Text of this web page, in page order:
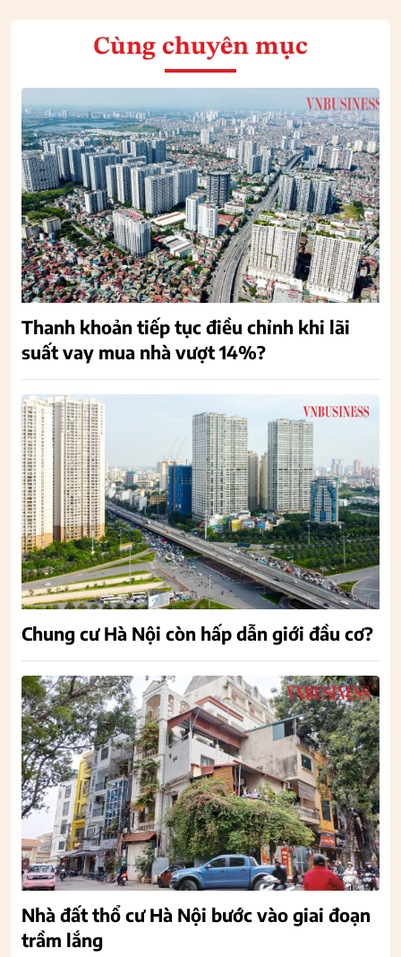
Cùng chuyên mục
Thanh khoản tiếp tục điều chỉnh khi lãi
suất vay mua nhà vượt 14%?
Chung cư Hà Nội còn hấp dẫn giới đầu cơ?
Nhà đất thổ cư Hà Nội bước vào giai đoạn
trầm lắng